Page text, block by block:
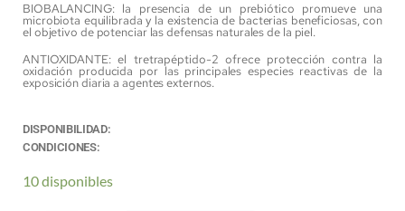
BIOBALANCING: la presencia de un prebiótico promueve una
microbiota equilibrada y la existencia de bacterias beneficiosas, con
el objetivo de potenciar las defensas naturales de la piel.
ANTIOXIDANTE: el tretrapéptido-2 ofrece protección contra la
oxidación producida por las principales especies reactivas de la
exposición diaria a agentes externos.
DISPONIBILIDAD:
CONDICIONES:
10 disponibles